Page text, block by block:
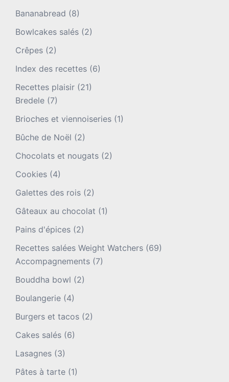
Bananabread (8)
Bowlcakes salés (2)
Crêpes (2)
Index des recettes (6)
Recettes plaisir (21)
Bredele (7)
Brioches et viennoiseries (1)
Bûche de Noël (2)
Chocolats et nougats (2)
Cookies (4)
Galettes des rois (2)
Gâteaux au chocolat (1)
Pains d'épices (2)
Recettes salées Weight Watchers (69)
Accompagnements (7)
Bouddha bowl (2)
Boulangerie (4)
Burgers et tacos (2)
Cakes salés (6)
Lasagnes (3)
Pâtes à tarte (1)